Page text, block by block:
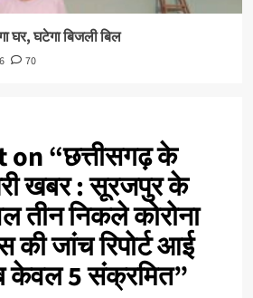
घर, घटेगा बिजली बिल
70
on “छत्तीसगढ़ के
खबर : सूरजपुर के
तीन निकले कोरोना
की जांच रिपोर्ट आई
केवल 5 संक्रमित”